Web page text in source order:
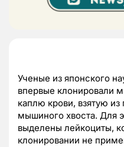
Ученые из японского
впервые клонировали
каплю крови, взятую
мышиного хвоста. Для
выделены лейкоциты,
клонировании не